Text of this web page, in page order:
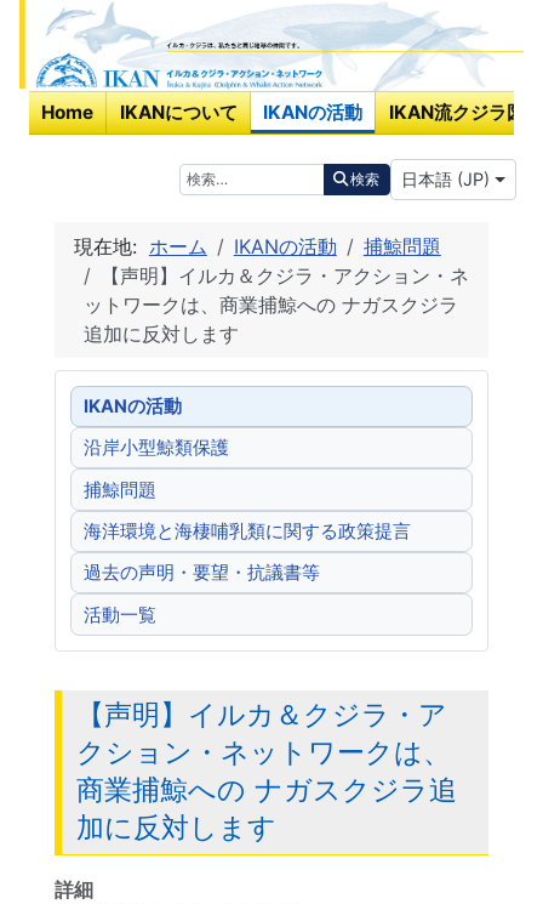
検索 検索 あなたが使う言
日本語 (JP)
Home IKANについて IKANの活動 IKAN流クジラ図鑑
現在地: ホーム IKANの活動
捕鯨問題
【声明】イルカ＆クジラ・アクション・ネ
ットワークは、商業捕鯨への ナガスクジラ
追加に反対します
IKANの活動
沿岸小型鯨類保護
捕鯨問題
海洋環境と海棲哺乳類に関する政策提言
過去の声明・要望・抗議書等
活動一覧
【声明】イルカ＆クジラ・ア
クション・ネットワークは、
商業捕鯨への ナガスクジラ追
加に反対します
詳細